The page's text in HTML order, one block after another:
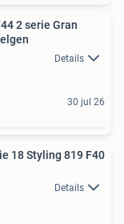
2 serie Gran
Details
30 jul 26
18 Styling 819 F40
Details